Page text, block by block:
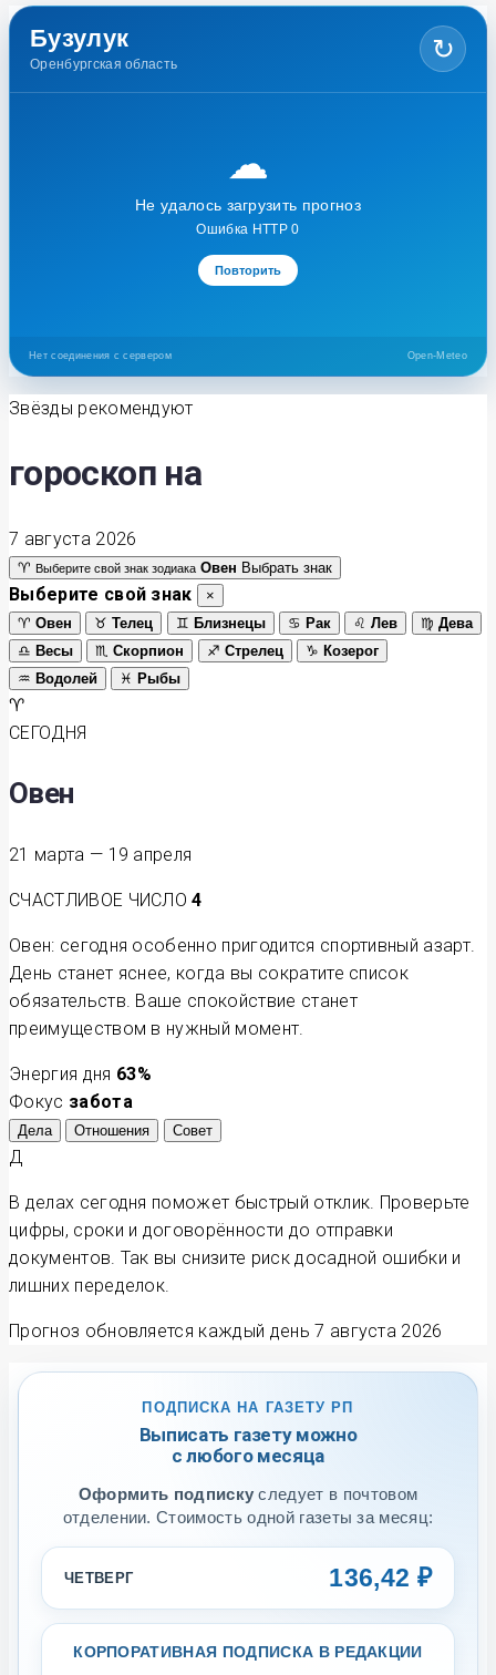
Бузулук
Оренбургская область ↻
☁
Не удалось загрузить прогноз
Ошибка HTTP 0
Повторить
Нет соединения с сервером Open-Meteo
Звёзды рекомендуют
гороскоп на
7 августа 2026
♈ Выберите свой знак зодиака Овен Выбрать знак
Выберите свой знак
×
♈ Овен ♉ Телец ♊ Близнецы ♋ Рак ♌ Лев ♍ Дева
♎ Весы ♏ Скорпион ♐ Стрелец ♑ Козерог
♒ Водолей ♓ Рыбы
♈
СЕГОДНЯ
Овен
21 марта — 19 апреля
СЧАСТЛИВОЕ ЧИСЛО 4
Овен: сегодня особенно пригодится спортивный азарт.
День станет яснее, когда вы сократите список
обязательств. Ваше спокойствие станет
преимуществом в нужный момент.
Энергия дня 63%
Фокус забота
Дела Отношения Совет
Д
В делах сегодня поможет быстрый отклик. Проверьте
цифры, сроки и договорённости до отправки
документов. Так вы снизите риск досадной ошибки и
лишних переделок.
Прогноз обновляется каждый день 7 августа 2026
ПОДПИСКА НА ГАЗЕТУ РП
Выписать газету можно
с любого месяца
Оформить подписку следует в почтовом
отделении. Стоимость одной газеты за месяц:
ЧЕТВЕРГ 136,42 ₽
КОРПОРАТИВНАЯ ПОДПИСКА В РЕДАКЦИИ